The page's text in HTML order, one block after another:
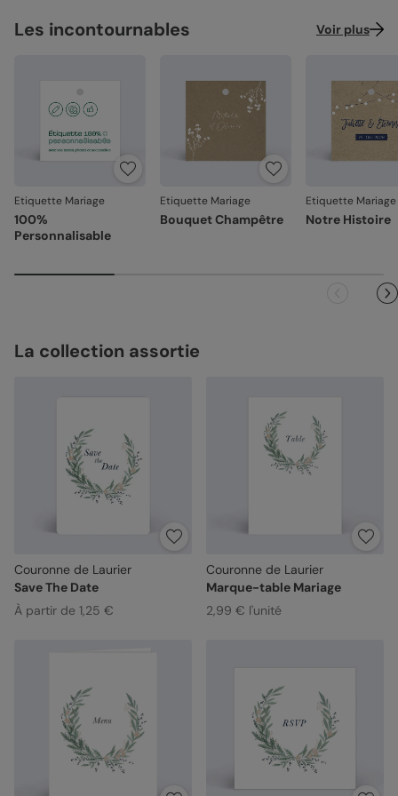
Les incontournables Voir plus
Etiquette Mariage
100%
Personnalisable
Etiquette Mariage
Bouquet Champêtre
Etiquette Mariage
Notre Histoire
La collection assortie
Couronne de Laurier
Save The Date
À partir de 1,25 €
Couronne de Laurier
Marque-table Mariage
2,99 € l'unité